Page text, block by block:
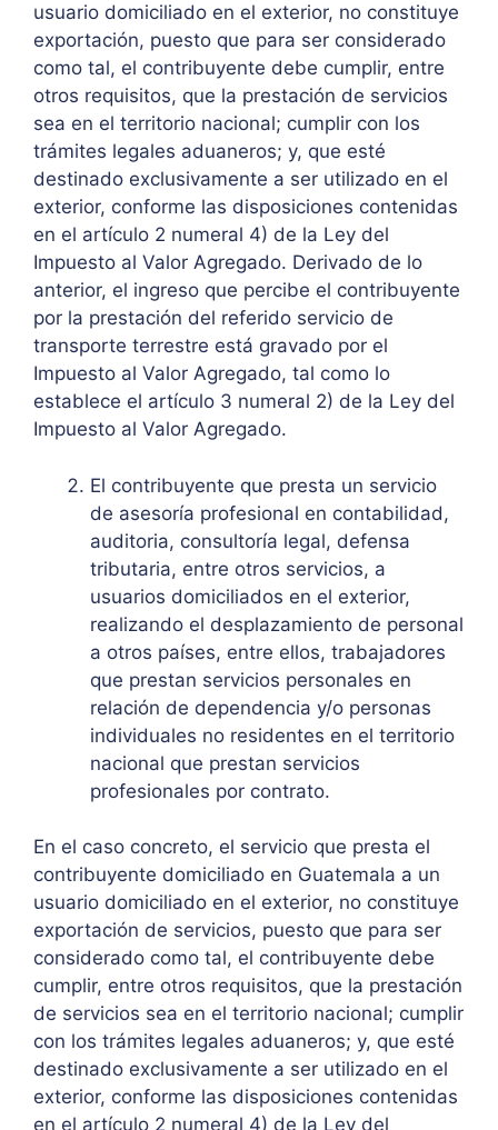
usuario domiciliado en el exterior, no constituye
exportación, puesto que para ser considerado
como tal, el contribuyente debe cumplir, entre
otros requisitos, que la prestación de servicios
sea en el territorio nacional; cumplir con los
trámites legales aduaneros; y, que esté
destinado exclusivamente a ser utilizado en el
exterior, conforme las disposiciones contenidas
en el artículo 2 numeral 4) de la Ley del
Impuesto al Valor Agregado. Derivado de lo
anterior, el ingreso que percibe el contribuyente
por la prestación del referido servicio de
transporte terrestre está gravado por el
Impuesto al Valor Agregado, tal como lo
establece el artículo 3 numeral 2) de la Ley del
Impuesto al Valor Agregado.
El contribuyente que presta un servicio
de asesoría profesional en contabilidad,
auditoria, consultoría legal, defensa
tributaria, entre otros servicios, a
usuarios domiciliados en el exterior,
realizando el desplazamiento de personal
a otros países, entre ellos, trabajadores
que prestan servicios personales en
relación de dependencia y/o personas
individuales no residentes en el territorio
nacional que prestan servicios
profesionales por contrato.
En el caso concreto, el servicio que presta el
contribuyente domiciliado en Guatemala a un
usuario domiciliado en el exterior, no constituye
exportación de servicios, puesto que para ser
considerado como tal, el contribuyente debe
cumplir, entre otros requisitos, que la prestación
de servicios sea en el territorio nacional; cumplir
con los trámites legales aduaneros; y, que esté
destinado exclusivamente a ser utilizado en el
exterior, conforme las disposiciones contenidas
en el artículo 2 numeral 4) de la Ley del